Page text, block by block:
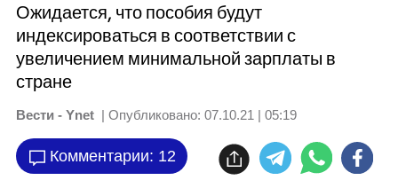
Ожидается, что пособия будут
индексироваться в соответствии с
увеличением минимальной зарплаты в
стране
Вести - Ynet | Опубликовано: 07.10.21 | 05:19
Комментарии: 12